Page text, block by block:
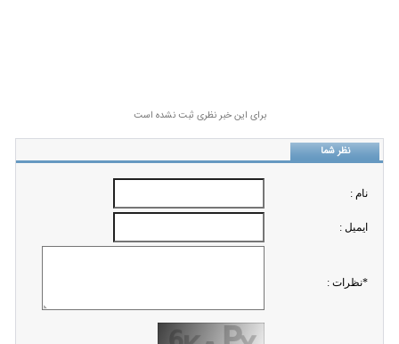
برای این خبر نظری ثبت نشده است
نظر شما
نام :
ايميل :
*نظرات :